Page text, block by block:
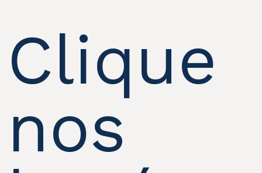
Clique
nos